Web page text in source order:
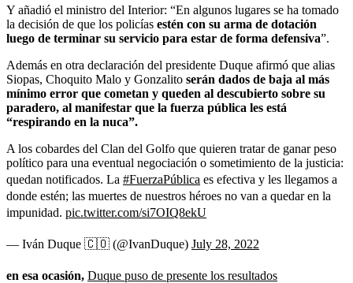
Y añadió el ministro del Interior: “En algunos lugares se ha tomado
la decisión de que los policías estén con su arma de dotación
luego de terminar su servicio para estar de forma defensiva”.
Además en otra declaración del presidente Duque afirmó que alias
Siopas, Choquito Malo y Gonzalito serán dados de baja al más
mínimo error que cometan y queden al descubierto sobre su
paradero, al manifestar que la fuerza pública les está
“respirando en la nuca”.
A los cobardes del Clan del Golfo que quieren tratar de ganar peso
político para una eventual negociación o sometimiento de la justicia:
quedan notificados. La #FuerzaPública es efectiva y les llegamos a
donde estén; las muertes de nuestros héroes no van a quedar en la
impunidad. pic.twitter.com/si7OIQ8ekU
— Iván Duque 🇨🇴 (@IvanDuque) July 28, 2022
en esa ocasión, Duque puso de presente los resultados